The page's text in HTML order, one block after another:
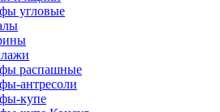
угловые
распашные
антресоли
купе